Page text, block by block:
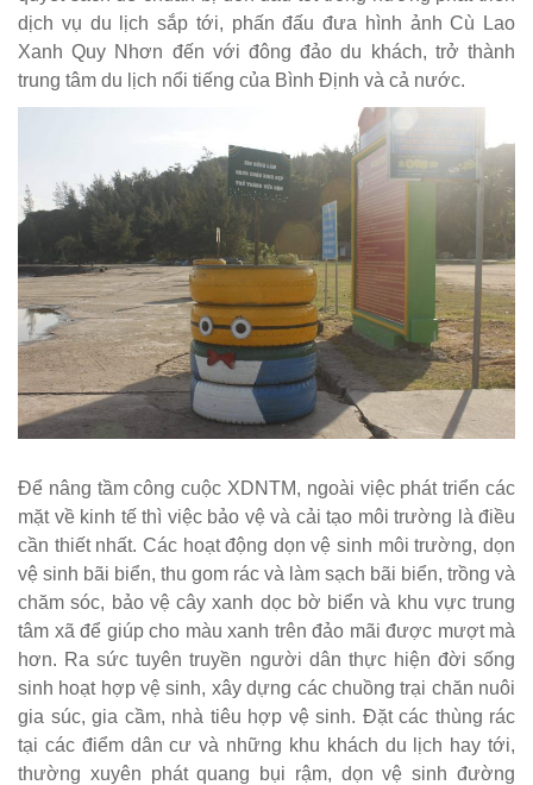
dịch vụ du lịch sắp tới, phấn đấu đưa hình ảnh Cù Lao
Xanh Quy Nhơn đến với đông đảo du khách, trở thành
trung tâm du lịch nổi tiếng của Bình Định và cả nước.
Để nâng tầm công cuộc XDNTM, ngoài việc phát triển các
mặt về kinh tế thì việc bảo vệ và cải tạo môi trường là điều
cần thiết nhất. Các hoạt động dọn vệ sinh môi trường, dọn
vệ sinh bãi biển, thu gom rác và làm sạch bãi biển, trồng và
chăm sóc, bảo vệ cây xanh dọc bờ biển và khu vực trung
tâm xã để giúp cho màu xanh trên đảo mãi được mượt mà
hơn. Ra sức tuyên truyền người dân thực hiện đời sống
sinh hoạt hợp vệ sinh, xây dựng các chuồng trại chăn nuôi
gia súc, gia cầm, nhà tiêu hợp vệ sinh. Đặt các thùng rác
tại các điểm dân cư và những khu khách du lịch hay tới,
thường xuyên phát quang bụi rậm, dọn vệ sinh đường